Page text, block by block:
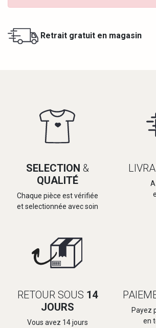
Retrait gratuit en magasin
SELECTION &
QUALITÉ
Chaque pièce est vérifiée
et selectionnée avec soin
RETOUR SOUS 14
JOURS
Vous avez 14 jours
Payez
en